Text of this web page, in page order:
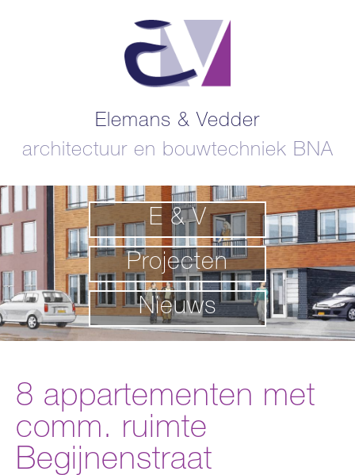
Elemans & Vedder
architectuur en bouwtechniek BNA
E & V
Projecten
Nieuws
8 appartementen met
comm. ruimte
Begijnenstraat